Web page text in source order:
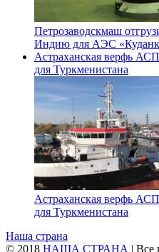
Петрозаводскмаш
Индию для АЭС
Астраханская верфь
для Туркменистана
Астраханская верфь
для Туркменистана
Наша страна
© 2018 НАША СТРАНА | Все